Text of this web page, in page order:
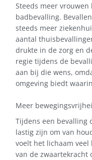
Steeds meer
badbevalling.
steeds meer
aantal
drukte in de zorg en
regie tijdens de
aan bij die wens,
omgeving biedt
Meer
Tijdens een bevalling
lastig zijn om van
voelt het lichaam
van de zwaartekracht